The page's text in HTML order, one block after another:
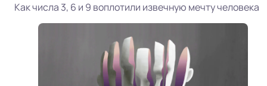
Как числа 3, 6 и 9 воплотили извечную мечту человека